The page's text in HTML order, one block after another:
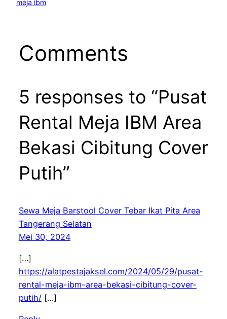
meja ibm
Comments
5 responses to “Pusat
Rental Meja IBM Area
Bekasi Cibitung Cover
Putih”
Sewa Meja Barstool Cover Tebar Ikat Pita Area
Tangerang Selatan
Mei 30, 2024
[…]
https://alatpestajaksel.com/2024/05/29/pusat-
rental-meja-ibm-area-bekasi-cibitung-cover-
putih/[…]